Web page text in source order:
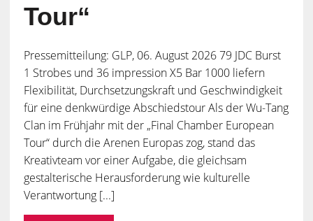
Tour“
Pressemitteilung: GLP, 06. August 2026 79 JDC Burst
1 Strobes und 36 impression X5 Bar 1000 liefern
Flexibilität, Durchsetzungskraft und Geschwindigkeit
für eine denkwürdige Abschiedstour Als der Wu-Tang
Clan im Frühjahr mit der „Final Chamber European
Tour“ durch die Arenen Europas zog, stand das
Kreativteam vor einer Aufgabe, die gleichsam
gestalterische Herausforderung wie kulturelle
Verantwortung [...]